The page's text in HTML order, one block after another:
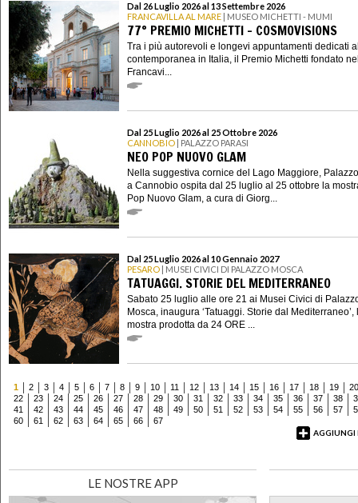
Dal 26 Luglio 2026 al 13 Settembre 2026
FRANCAVILLA AL MARE | MUSEO MICHETTI - MUMI
77° PREMIO MICHETTI - COSMOVISIONS
Tra i più autorevoli e longevi appuntamenti dedicati
contemporanea in Italia, il Premio Michetti fondato
Francavi...
Dal 25 Luglio 2026 al 25 Ottobre 2026
CANNOBIO | PALAZZO PARASI
NEO POP NUOVO GLAM
Nella suggestiva cornice del Lago Maggiore,
a Cannobio ospita dal 25 luglio al 25 ottobre la
Pop Nuovo Glam, a cura di Giorg...
Dal 25 Luglio 2026 al 10 Gennaio 2027
PESARO | MUSEI CIVICI DI PALAZZO MOSCA
TATUAGGI. STORIE DEL MEDITERRANEO
Sabato 25 luglio alle ore 21 ai Musei Civici di
Mosca, inaugura ‘Tatuaggi. Storie dal Mediterraneo’,
mostra prodotta da 24 ORE ...
1 2 3 4 5 6 7 8 9 10 11 12 13 14 15 16 17 18 19
20
22
23 24 25 26 27 28 29 30 31 32 33 34 35 36 37 38
41
42 43 44 45 46 47 48 49 50 51 52 53 54 55 56 57
60
61 62 63 64 65 66
67
AGGIUNGI
LE NOSTRE APP